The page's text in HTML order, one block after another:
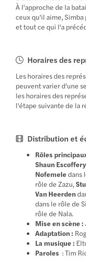
À l'approche de la
ceux qu'il aime,
et tout ce qui l'a
Horaires des
Les horaires des
peuvent varier d'une
les horaires des
l'étape suivante de la
Distribution et
Rôles
Shaun Escoffery
Nofemele dans
rôle de Zazu,
Van Heerden
dans le rôle de
rôle de Nala.
Mise en scène :
Adaptation :
La musique :
Paroles : Tim